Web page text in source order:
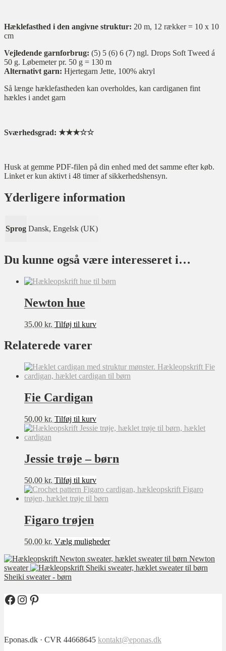
Hæklefasthed i den angivne struktur: 20 m, 12 rækker = 10 x 10
cm
Vejledende garnforbrug: (5) 5 (6) 6 (7) ngl. Drops Soft Tweed á
50 g. Løbemeter pr. 50 g = 130 m
Alternativt garn: Hjertegarn Jette, 100% akryl
Så længe hæklefastheden kan overholdes, kan cardiganen fint
hækles i andet garn
Sværhedsgrad: ★★★☆☆
Husk at gemme PDF-filen på din enhed med det samme efter køb.
Linket er kun aktivt i 48 timer af sikkerhedshensyn.
Yderligere information
Sprog Dansk, Engelsk (UK)
Du kunne også være interesseret i…
Newton hue
35,00 kr. Tilføj til kurv
Relaterede varer
Fie Cardigan
50,00 kr. Tilføj til kurv
Jessie trøje – børn
50,00 kr. Tilføj til kurv
Figaro trøjen
50,00 kr. Vælg mulighederDette
har
flere
Newton
sweater
Sheiki sweater - børn
Facebook
Instagram
Pinterest
Eponas.dk · CVR 44668645 kontakt@eponas.dk